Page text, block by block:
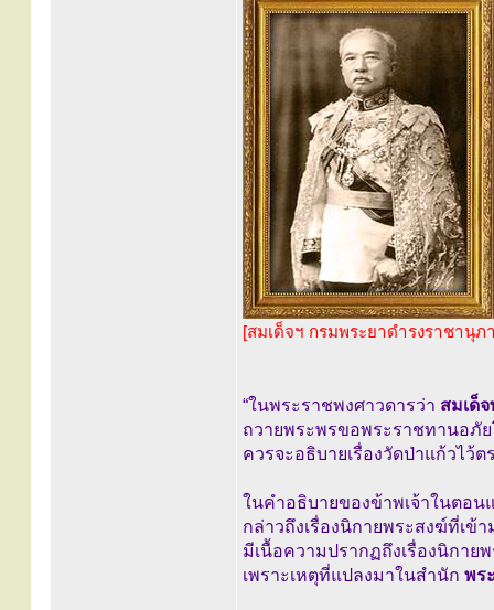
[สมเด็จฯ กรมพระยาดำรงราชานุภ
“ในพระราชพงศาวดารว่า สมเด็
ถวายพระพรขอพระราชทานอภั
ควรจะอธิบายเรื่องวัดป่าแก้วไว้
ในคำอธิบายของข้าพเจ้าในตอ
กล่าวถึงเรื่องนิกายพระสงฆ์ที่เข้
มีเนื้อความปรากฏถึงเรื่องนิกาย
เพราะเหตุที่แปลงมาในสำนัก พร